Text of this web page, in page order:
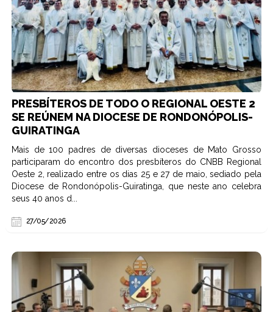
PRESBÍTEROS DE TODO O REGIONAL OESTE 2
SE REÚNEM NA DIOCESE DE RONDONÓPOLIS-
GUIRATINGA
Mais de 100 padres de diversas dioceses de Mato Grosso
participaram do encontro dos presbíteros do CNBB Regional
Oeste 2, realizado entre os dias 25 e 27 de maio, sediado pela
Diocese de Rondonópolis-Guiratinga, que neste ano celebra
seus 40 anos d...
27/05/2026